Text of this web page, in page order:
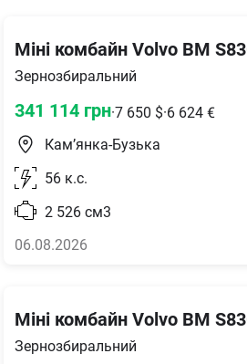
Міні комбайн Volvo BM
Зернозбиральний
341 114 грн·7 650 $·6 624 €
Кам’янка-Бузька
56 к.с.
2 526 см3
06.08.2026
Міні комбайн Volvo BM
Зернозбиральний